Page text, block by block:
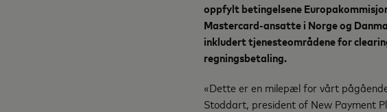
oppfylt betingelsene
Mastercard-ansatte i Norge og
inkludert tjenesteområdene for
regningsbetaling.
«Dette er en milepæl for vårt
Stoddart, president of New Payment